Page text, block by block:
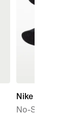
Nike
No-Show